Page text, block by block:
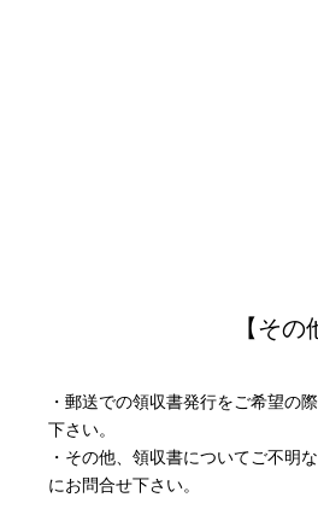
【その
・郵送での領収書発行をご希望の
下さい。
・その他、領収書についてご不明
にお問合せ下さい。